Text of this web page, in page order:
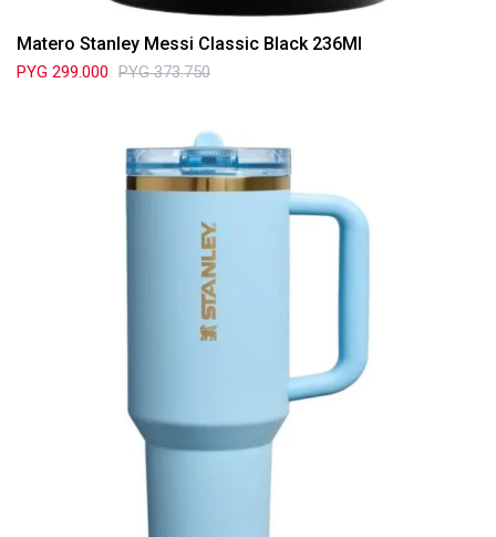
Matero Stanley Messi Classic Black 236Ml
PYG 299.000 PYG 373.750